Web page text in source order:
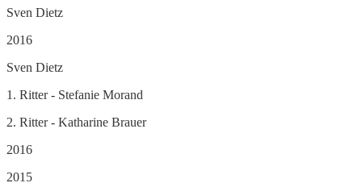
Sven Dietz
2016
Sven Dietz
1. Ritter - Stefanie Morand
2. Ritter - Katharine Brauer
2016
2015